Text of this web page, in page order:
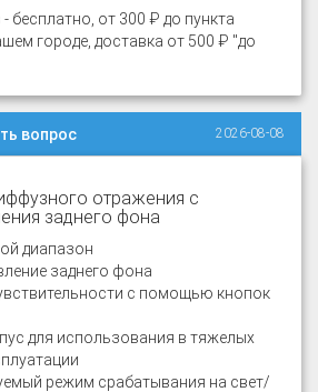
бесплатно, от 300 ₽ до пункта
городе, доставка от 500 ₽ "до
вопрос 2026-08-08
отражения с
заднего фона
диапазон
заднего фона
с помощью кнопок
для использования в тяжелых
режим срабатывания на свет/